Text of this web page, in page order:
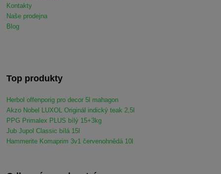
Kontakty
Naše prodejna
Blog
Top produkty
Herbol offenporig pro decor 5l mahagon
Akzo Nobel LUXOL Originál indický teak 2,5l
PPG Primalex PLUS bílý 15+3kg
Jub Jupol Classic bílá 15l
Hammerite Komaprim 3v1 červenohnědá 10l